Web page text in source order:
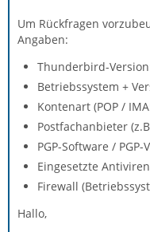
Um Rückfragen
Angaben:
Thunderbird-
Betriebssystem +
Kontenart (POP /
Postfachanbieter
PGP-Software /
Eingesetzte
Firewall
Hallo,